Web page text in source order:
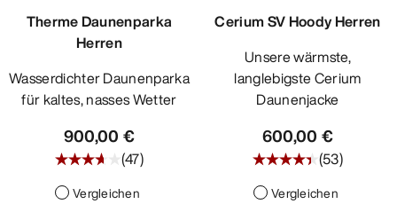
Therme Daunenparka
Herren
Wasserdichter Daunenparka
für kaltes, nasses Wetter
900,00 €
(47)
Vergleichen
Cerium SV Hoody Herren
Unsere wärmste,
langlebigste Cerium
Daunenjacke
600,00 €
(53)
Vergleichen